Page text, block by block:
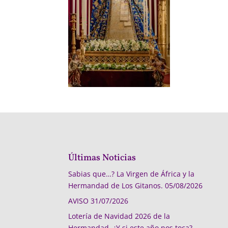
Últimas Noticias
Sabias que…? La Virgen de África y la
Hermandad de Los Gitanos. 05/08/2026
AVISO 31/07/2026
Lotería de Navidad 2026 de la